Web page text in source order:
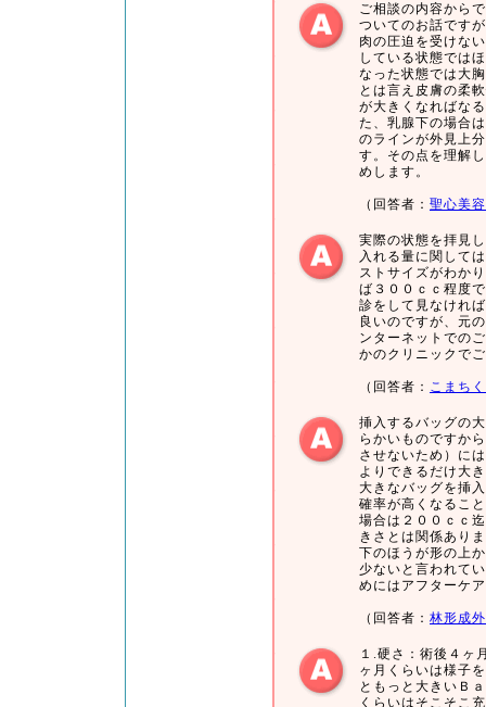
ご相談の内容から
ついてのお話です
肉の圧迫を受けな
している状態では
なった状態では大
とは言え皮膚の柔
が大きくなればな
た、乳腺下の場合
のラインが外見上
す。その点を理解
めします。
（回答者： 聖心美
実際の状態を拝見
入れる量に関して
ストサイズがわか
ば３００ｃｃ程度
診をして見なけれ
良いのですが、元
ンターネットでの
かのクリニックで
（回答者： こまち
挿入するバッグの
らかいものですか
させないため）に
よりできるだけ大
大きなバッグを挿
確率が高くなるこ
場合は２００ｃｃ
きさとは関係あり
下のほうが形の上
少ないと言われて
めにはアフターケ
（回答者： 林形成
１.硬さ：術後４ヶ
ヶ月くらいは様子
ともっと大きいＢ
くらいはそこそこ